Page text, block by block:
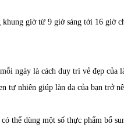
giờ từ 9 giờ sáng tới 16 giờ
ngày là cách duy trì vẻ đẹp của
tự nhiên giúp làn da của bạn trở
thể dùng một số thực phẩm bổ